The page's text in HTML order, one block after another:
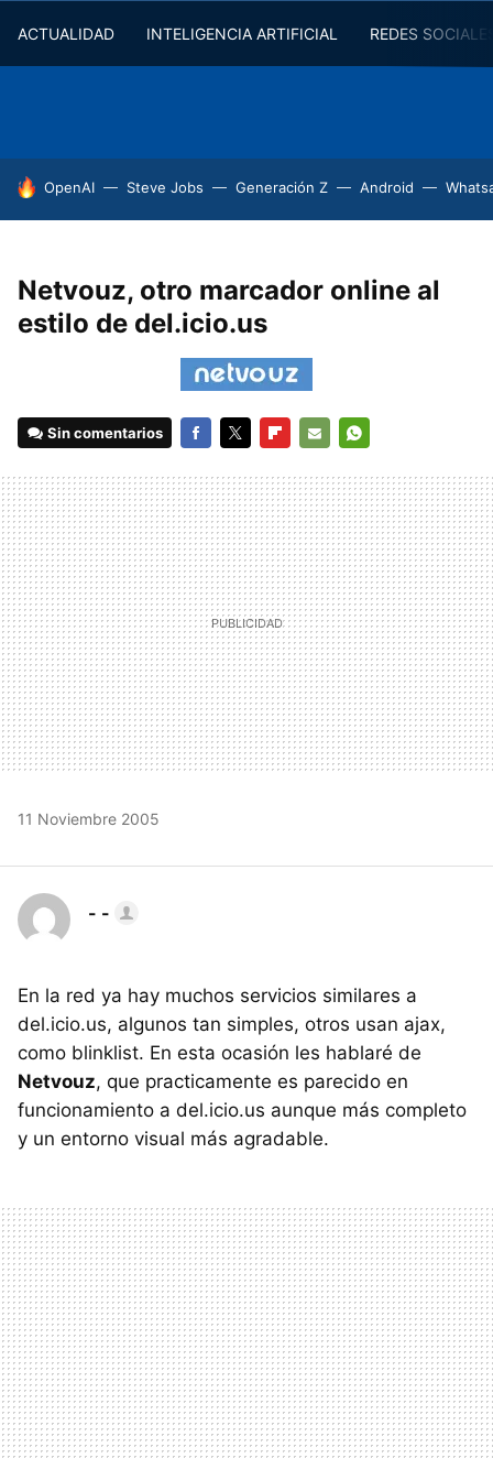
ACTUALIDAD INTELIGENCIA ARTIFICIAL REDES
HOY SE HABLA DE
OpenAI Steve Jobs Generación Z Android
Netvouz, otro marcador online al
estilo de del.icio.us
Sin comentarios
MAIL
11 Noviembre 2005
- -
En la red ya hay muchos servicios similares a
del.icio.us, algunos tan simples, otros usan ajax,
como blinklist. En esta ocasión les hablaré de
Netvouz, que practicamente es parecido en
funcionamiento a del.icio.us aunque más completo
y un entorno visual más agradable.